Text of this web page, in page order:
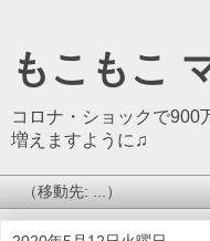
もこもこ
コロナ・ショックで900
増えますように♫